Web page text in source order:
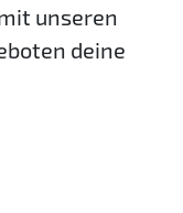
unseren
deine